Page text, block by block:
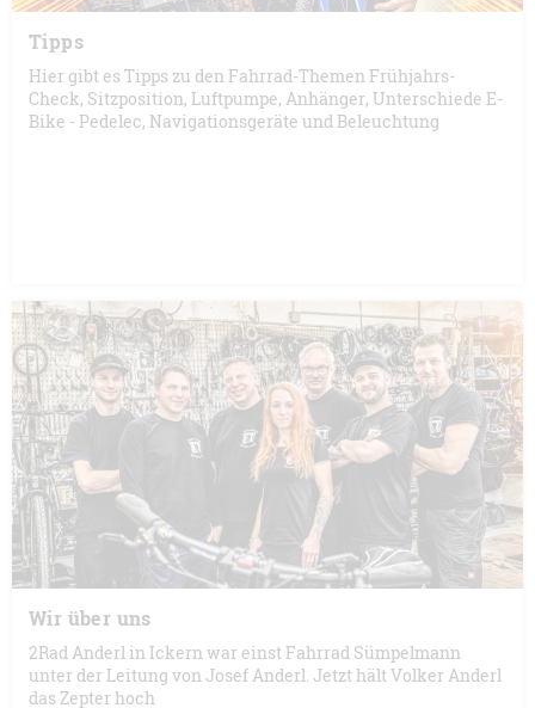
Tipps
Hier gibt es Tipps zu den Fahrrad-Themen Frühjahrs-
Check, Sitzposition, Luftpumpe, Anhänger, Unterschiede E-
Bike - Pedelec, Navigationsgeräte und Beleuchtung
Wir über uns
2Rad Anderl in Ickern war einst Fahrrad Sümpelmann
unter der Leitung von Josef Anderl. Jetzt hält Volker Anderl
das Zepter hoch